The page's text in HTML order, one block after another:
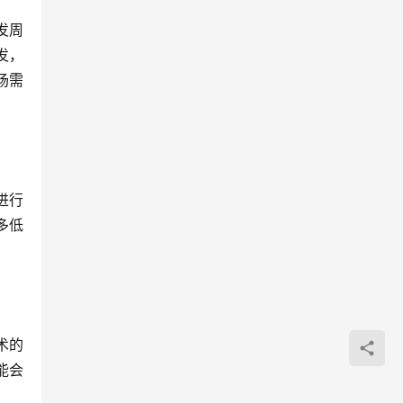
周
需
行
低
的
会